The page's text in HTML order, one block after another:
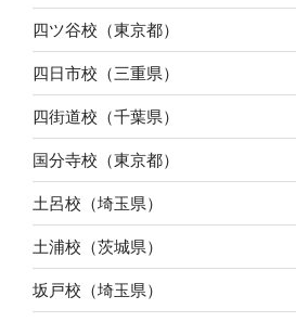
四ツ谷校（東京都）
四日市校（三重県）
四街道校（千葉県）
国分寺校（東京都）
土呂校（埼玉県）
土浦校（茨城県）
坂戸校（埼玉県）